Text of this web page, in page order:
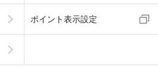
ポイント表示設定